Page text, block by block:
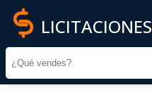
LICITACIONES